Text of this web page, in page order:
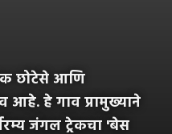
छोटेसे आणि
आहे. हे गाव प्रामुख्याने
जंगल ट्रेकचा 'बेस